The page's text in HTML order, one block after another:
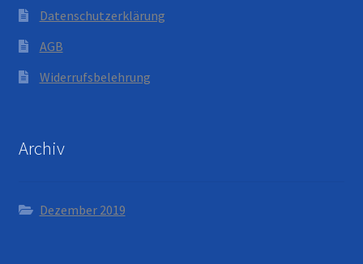
Datenschutzerklärung
AGB
Widerrufsbelehrung
Archiv
Dezember 2019